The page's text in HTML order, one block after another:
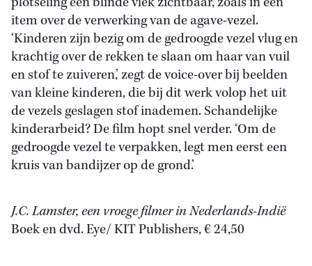
item over de verwerking van de agave-vezel.
‘Kinderen zijn bezig om de gedroogde vezel vlug en
krachtig over de rekken te slaan om haar van vuil
en stof te zuiveren,’ zegt de voice-over bij beelden
van kleine kinderen, die bij dit werk volop het uit
de vezels geslagen stof inademen. Schandelijke
kinderarbeid? De film hopt snel verder. ‘Om de
gedroogde vezel te verpakken, legt men eerst een
kruis van bandijzer op de grond.’
J.C. Lamster, een vroege filmer in Nederlands-Indië
Boek en dvd. Eye/ KIT Publishers, € 24,50